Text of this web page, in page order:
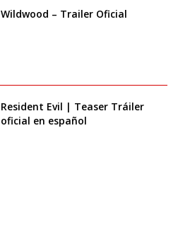
Wildwood – Trailer Oficial
Resident Evil | Teaser Tráiler
oficial en español